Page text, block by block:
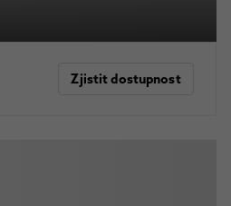
Zjistit dostupnost